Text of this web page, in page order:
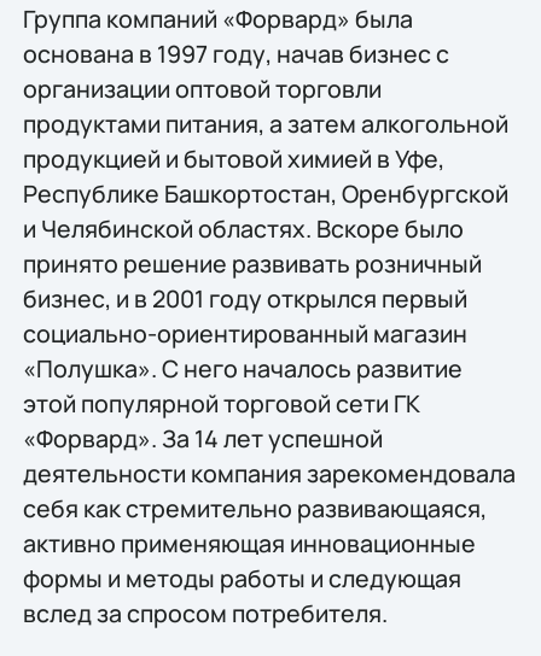
Группа компаний «Форвард» была
основана в 1997 году, начав бизнес с
организации оптовой торговли
продуктами питания, а затем алкогольной
продукцией и бытовой химией в Уфе,
Республике Башкортостан, Оренбургской
и Челябинской областях. Вскоре было
принято решение развивать розничный
бизнес, и в 2001 году открылся первый
социально-ориентированный магазин
«Полушка». С него началось развитие
этой популярной торговой сети ГК
«Форвард». За 14 лет успешной
деятельности компания зарекомендовала
себя как стремительно развивающаяся,
активно применяющая инновационные
формы и методы работы и следующая
вслед за спросом потребителя.